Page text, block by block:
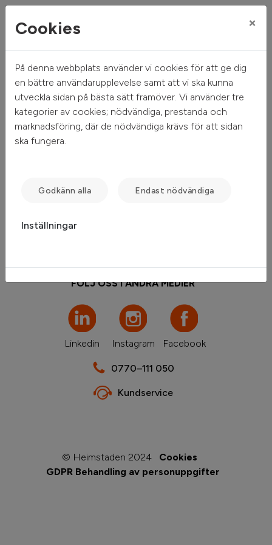
Mitt hem Sök ledigt Objektsdetalj
Objektsdetalj
t.ex. bero på att det inte längre finns tillgängligt att söka.
FÖLJ OSS I ANDRA MEDIER
Linkedin Instagram Facebook
0770–111 050
Kundservice
© Heimstaden 2024
Cookies
GDPR Behandling av personuppgifter
Cookies ×
På denna webbplats använder vi cookies för att ge dig
en bättre användarupplevelse samt att vi ska kunna
utveckla sidan på bästa sätt framöver. Vi använder tre
kategorier av cookies; nödvändiga, prestanda och
marknadsföring, där de nödvändiga krävs för att sidan
ska fungera.
Godkänn alla Endast nödvändiga
Inställningar